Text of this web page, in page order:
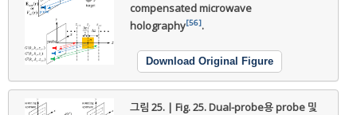
compensated microwave
holography[56].
Download Original Figure
그림 25. | Fig. 25.Dual-probe용 probe 및